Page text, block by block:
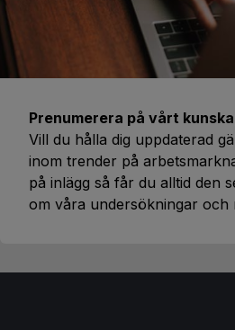
Prenumerera på vårt
Vill du hålla dig uppdaterad
inom trender på
på inlägg så får du alltid den
om våra undersökningar och